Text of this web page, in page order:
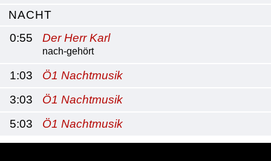
NACHT
0:55
Der Herr Karl
nach-gehört
1:03
Ö1 Nachtmusik
3:03
Ö1 Nachtmusik
5:03
Ö1 Nachtmusik